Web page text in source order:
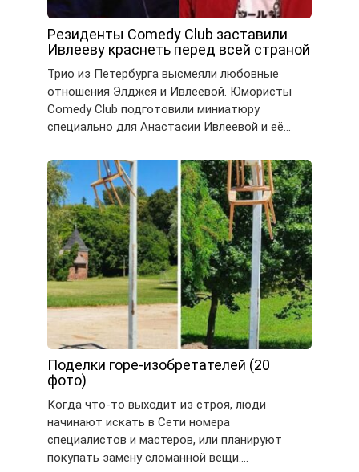
Резиденты Comedy Club заставили
Ивлееву краснеть перед всей страной
Трио из Петербурга высмеяли любовные
отношения Элджея и Ивлеевой. Юмористы
Comedy Club подготовили миниатюру
специально для Анастасии Ивлеевой и её…
Поделки горе-изобретателей (20
фото)
Когда что-то выходит из строя, люди
начинают искать в Сети номера
специалистов и мастеров, или планируют
покупать замену сломанной вещи….